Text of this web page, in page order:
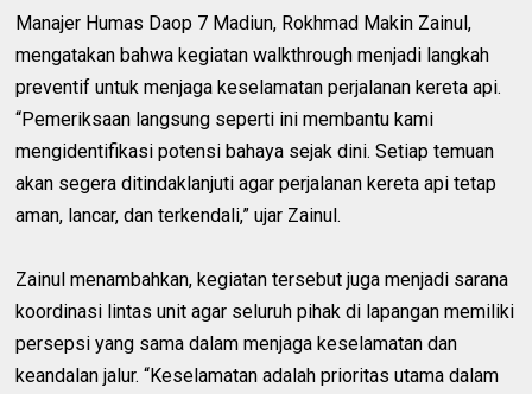
Manajer Humas Daop 7 Madiun, Rokhmad Makin Zainul,
mengatakan bahwa kegiatan walkthrough menjadi langkah
preventif untuk menjaga keselamatan perjalanan kereta api.
“Pemeriksaan langsung seperti ini membantu kami
mengidentifikasi potensi bahaya sejak dini. Setiap temuan
akan segera ditindaklanjuti agar perjalanan kereta api tetap
aman, lancar, dan terkendali,” ujar Zainul.
Zainul menambahkan, kegiatan tersebut juga menjadi sarana
koordinasi lintas unit agar seluruh pihak di lapangan memiliki
persepsi yang sama dalam menjaga keselamatan dan
keandalan jalur. “Keselamatan adalah prioritas utama dalam